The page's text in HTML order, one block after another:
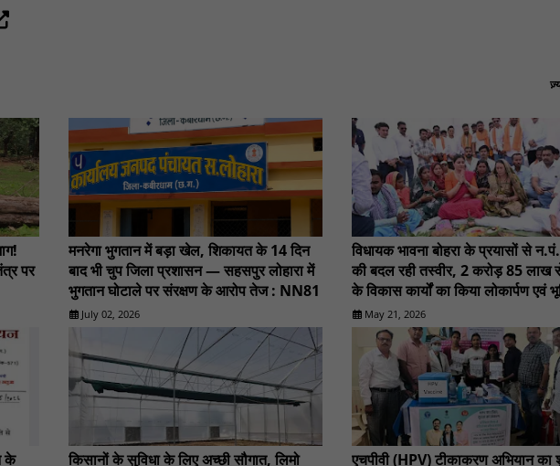
पर
मनरेगा भुगतान में बड़ा खेल, शिकायत के 14 दिन
बाद भी चुप जिला प्रशासन — सहसपुर लोहारा में
भुगतान घोटाले पर संरक्षण के आरोप तेज : NN81
July 02, 2026
विधायक भावना बोहरा के प्रयासों से न.पं.
की बदल रही तस्वीर, 2 करोड़ 85 लाख
के विकास कार्यों का किया लोकार्पण एवं
.........NN81
May 21, 2026
के किसानों के सुविधा के लिए अच्छी सौगात, लिमो एचपीवी (HPV) टीकाकरण अभियान का